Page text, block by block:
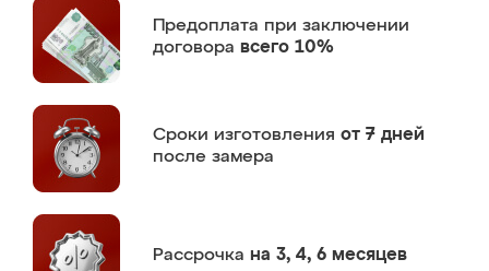
Предоплата при заключении
договора всего 10%
Сроки изготовления от 7 дней
после замера
Рассрочка на 3, 4, 6 месяцев